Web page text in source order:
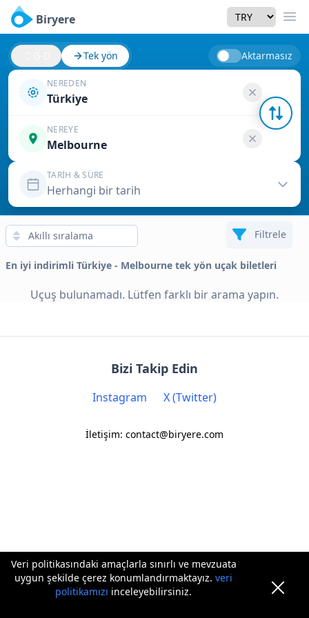
Veri politikasındaki amaçlarla sınırlı ve mevzuata
uygun şekilde çerez konumlandırmaktayız.veri
politikamızı inceleyebilirsiniz.
Biryere Currency
Tek yön Aktarmasız
NEREDEN
Türkiye
NEREYE
Melbourne
TARIH & SÜRE
Herhangi bir tarih
Filtrele
En iyi indirimli Türkiye - Melbourne tek yön uçak biletleri
Uçuş bulunamadı. Lütfen farklı bir arama yapın.
Bizi Takip Edin
Instagram X (Twitter)
İletişim: contact@biryere.com